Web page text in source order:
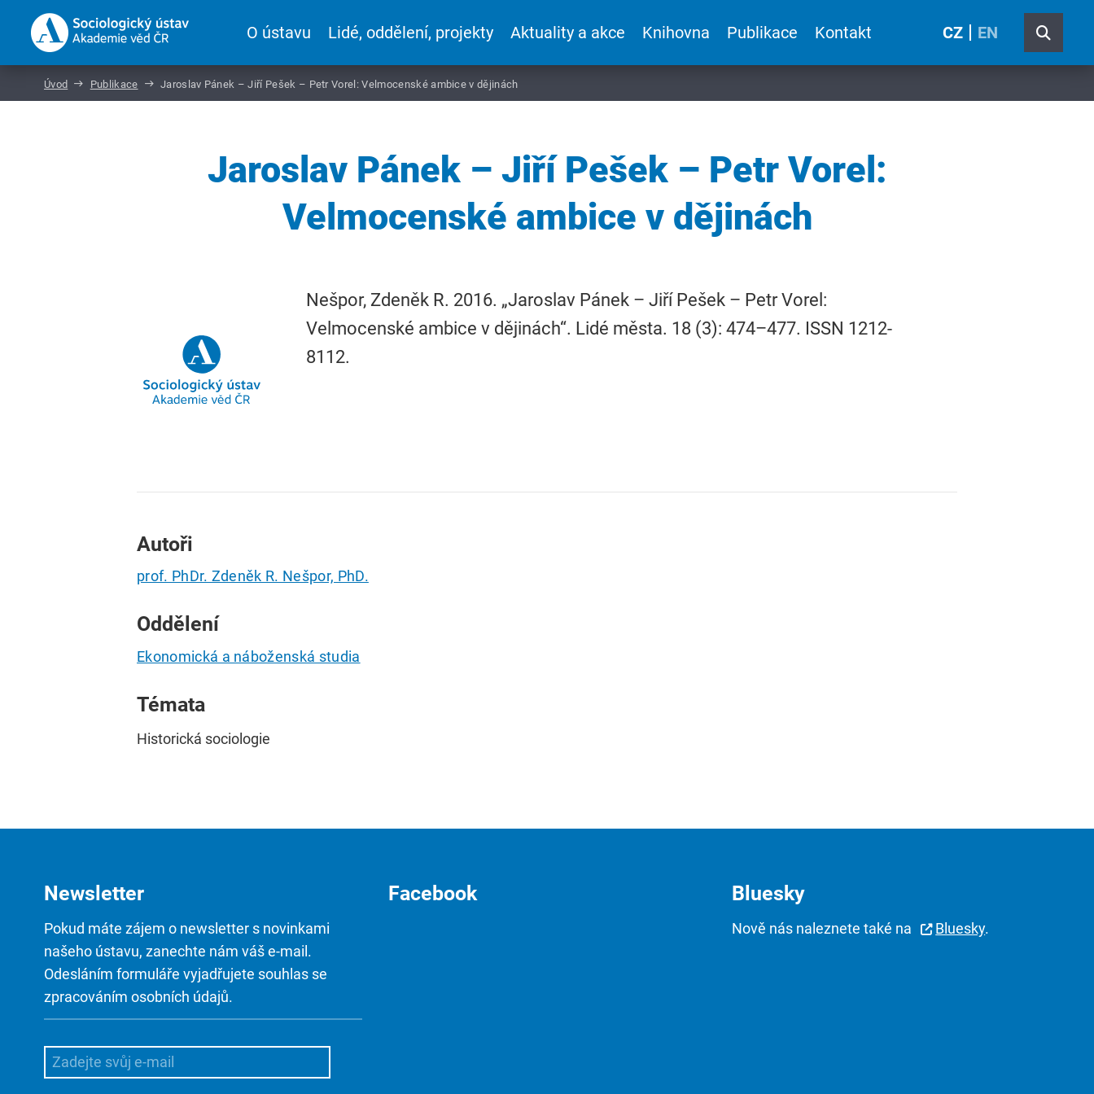
O ústavu Lidé, oddělení, projekty Aktuality a akce Knihovna Publikace Kontakt CZ EN
Úvod Publikace Jaroslav Pánek – Jiří Pešek – Petr Vorel: Velmocenské ambice v dějinách
Jaroslav Pánek – Jiří Pešek – Petr Vorel:
Velmocenské ambice v dějinách
Nešpor, Zdeněk R. 2016. „Jaroslav Pánek – Jiří Pešek – Petr Vorel:
Velmocenské ambice v dějinách“. Lidé města. 18 (3): 474–477. ISSN 1212-
8112.
Autoři
prof. PhDr. Zdeněk R. Nešpor, PhD.
Oddělení
Ekonomická a náboženská studia
Témata
Historická sociologie
Newsletter
Pokud máte zájem o newsletter s novinkami
našeho ústavu, zanechte nám váš e-mail.
Odesláním formuláře vyjadřujete souhlas se
zpracováním osobních údajů.
Facebook Bluesky
Nově nás naleznete také na Bluesky.